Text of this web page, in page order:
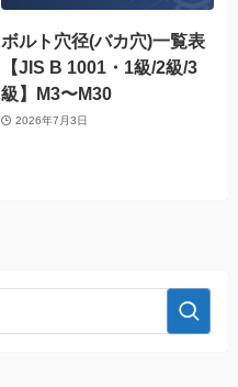
ボルト穴径(バカ穴)一覧表
【JIS B 1001・1級/2級/3
級】M3〜M30
2026年7月3日